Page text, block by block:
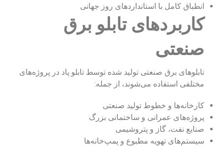
انطباق کامل با استانداردهای روز جهانی
کاربردهای تابلو برق
صنعتی
تابلوهای برق صنعتی تولید شده توسط تابلو پاد در پروژه‌های
مختلفی استفاده می‌شوند، از جمله:
کارخانه‌ها و خطوط تولید صنعتی
پروژه‌های عمرانی و ساختمانی بزرگ
صنایع نفت، گاز و پتروشیمی
سیستم‌های تهویه مطبوع و پمپ‌خانه‌ها